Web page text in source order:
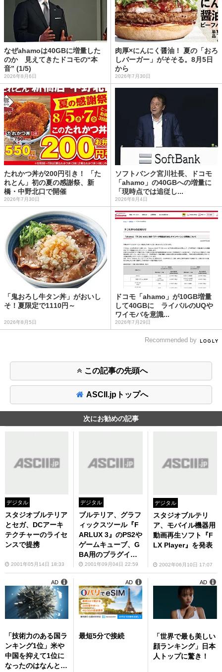
なぜahamoは40GBに増量した
のか 見えてきたドコモの“本
音” (1/5)
2026年8月6日
肉厚×にんにく醤油！ 夏の「おろ
しバーガー」がそそる。8月5日
から
2026年7月30日
たれかつ丼が200円引き！ 「た
れとん」初の夏の感謝祭、新
橋・中野北口で開催
2026年7月30日
ソフトバンク宮川社長、ドコモ
「ahamo」の40GBへの増量に
「現時点では追従し...
2026年8月4日
「鬼おろし牛タン丼」がおいし
そ！夏限定で1110円～
2026年8月5日
ドコモ「ahamo」が10GB増量
して40GBに ライバルのUQや
ワイモバを意識...
2026年7月29日
Recommended by
この記事の先頭へ
ASCII.jpトップへ
次にお勧めの記事
デジタル
スタジオブルテリア
とセガ、DCアーキ
テクチャーのライセ
ンスで提携
2001年05月14日 18:33
デジタル
ブルテリア、グラフ
ィックスツール『F
ARLUX 3』のPS2や
ゲームキューブ、G
BA用のプラグイン
を発表
2001年09月04日 22:59
デジタル
スタジオブルテリ
ア、モバイル機器用
動画再生ソフト『F
LX Player』を発表
2002年06月10日 17:07
「技術力のある国ラ
ンキング1位」米や
中国を抑えて1位に
なったのはなんと…
AD
最短5分で接続
AD
「世界で最も美しい
顔ランキング」日本
人トップに驚き！
AD